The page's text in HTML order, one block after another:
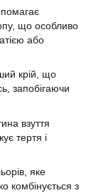
що особливо
або
крій, що
запобігаючи
взуття
тертя і
яке
комбінується з